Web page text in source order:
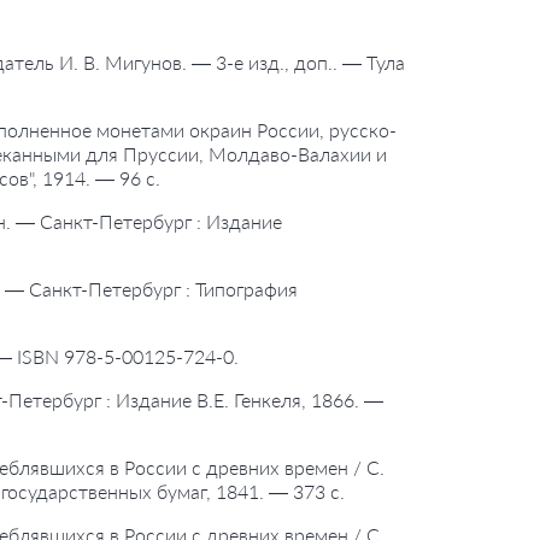
И. В. Мигунов. — 3-е изд., доп.. — Тула
монетами окраин России, русско-
для Пруссии, Молдаво-Валахии и
1914. — 96 с.
— Санкт-Петербург : Издание
Санкт-Петербург : Типография
ISBN 978-5-00125-724-0.
: Издание В.Е. Генкеля, 1866. —
в России с древних времен / С.
бумаг, 1841. — 373 с.
в России с древних времен / С.